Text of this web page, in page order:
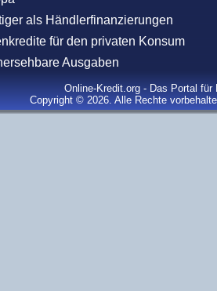
als Händlerfinanzierungen
für den privaten Konsum
Ausgaben
Online-Kredit.org - Das Portal
Copyright © 2026. Alle Rechte